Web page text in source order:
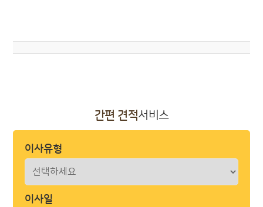
간편 견적서비스
이사유형
이사일